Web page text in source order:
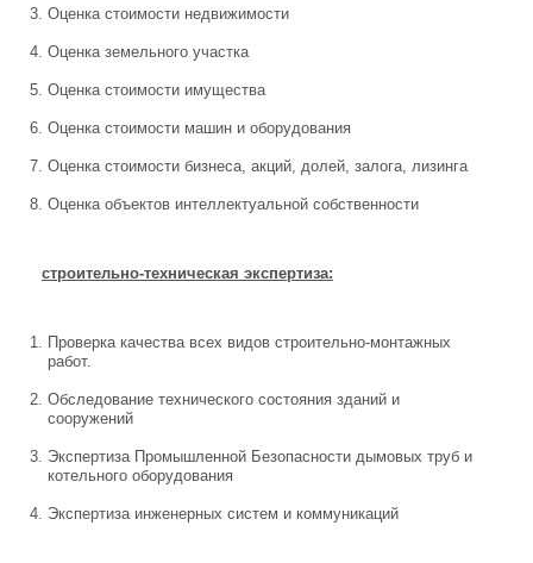
Оценка стоимости недвижимости
Оценка земельного участка
Оценка стоимости имущества
Оценка стоимости машин и оборудования
Оценка стоимости бизнеса, акций, долей, залога, лизинга
Оценка объектов интеллектуальной собственности
строительно-техническая экспертиза:
Проверка качества всех видов строительно-монтажных
работ.
Обследование технического состояния зданий и
сооружений
Экспертиза Промышленной Безопасности дымовых труб и
котельного оборудования
Экспертиза инженерных систем и коммуникаций